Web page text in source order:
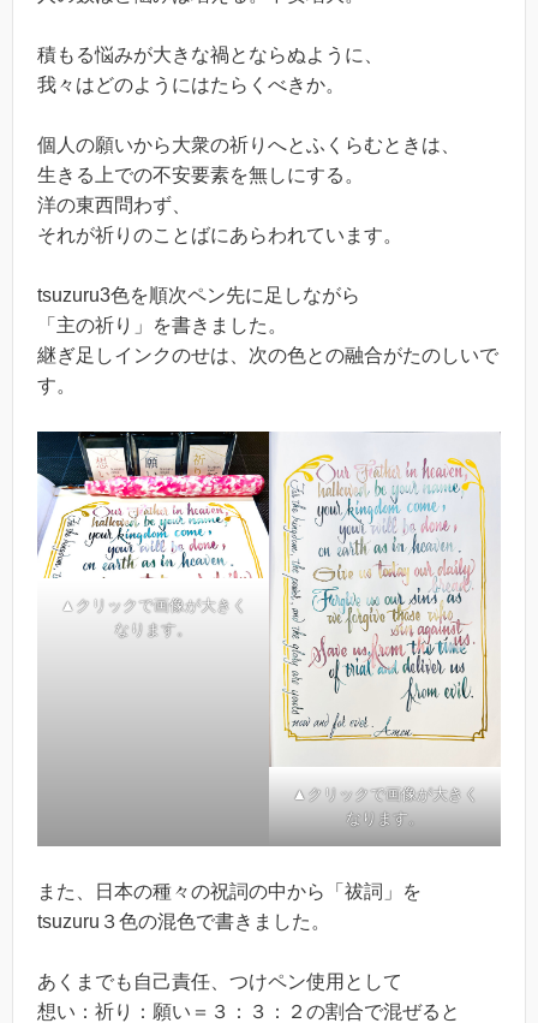
積もる悩みが大きな禍とならぬように、
我々はどのようにはたらくべきか。
個人の願いから大衆の祈りへとふくらむときは、
生きる上での不安要素を無しにする。
洋の東西問わず、
それが祈りのことばにあらわれています。
tsuzuru3色を順次ペン先に足しながら
「主の祈り」を書きました。
継ぎ足しインクのせは、次の色との融合がたのしいで
す。
▲クリックで画像が大きく
なります。
▲クリックで画像が大きく
なります。
また、日本の種々の祝詞の中から「祓詞」を
tsuzuru３色の混色で書きました。
あくまでも自己責任、つけペン使用として
想い：祈り：願い＝３：３：２の割合で混ぜると